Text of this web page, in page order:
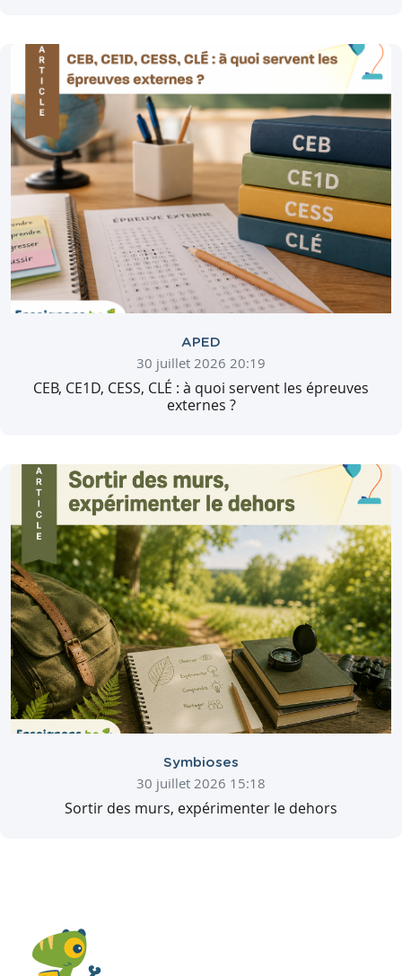
APED
30 juillet 2026 20:19
CEB, CE1D, CESS, CLÉ : à quoi servent les épreuves
externes ?
Symbioses
30 juillet 2026 15:18
Sortir des murs, expérimenter le dehors